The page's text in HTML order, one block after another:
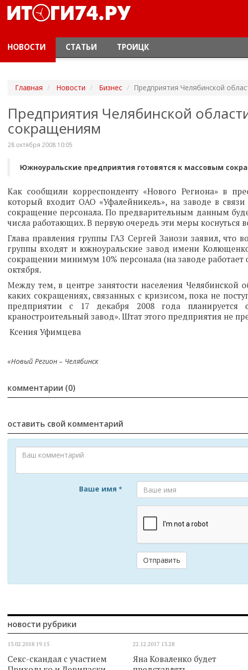
НОВОСТИ СТАТЬИ ТРОИЦК
Главная Новости Бизнес Предприятия Челябинской
Предприятия Челябинской
сокращениям
28 октября 2008 10:05
Южноуральские предприятия готовятся к массовым
Как сообщили корреспонденту «Нового Региона» в
который входит ОАО «Уфалейникель», на заводе в
сокращение персонала. По предварительным данным
числа работающих. В первую очередь эти меры коснуться
Глава правления группы ГАЗ Сергей Занози заявил, что
группы входят и южноуральские завод имени
сокращении минимум 10% персонала (на заводе работает
октября.
Между тем, в центре занятости населения
каких сокращениях, связанных с кризисом, пока не
предприятии с 17 декабря 2008 года планируется
краностроительный завод». Штат этого предприятия не
Ксения Уфимцева
«Новый Регион – Челябинск
комментарии (0)
оставить свой комментарий
Ваше имя *
Отправить
новости рубрики
13.02.2018 19.15
Секс-скандал с участием
22.12.2017 13.28
Яна Коваленко будет